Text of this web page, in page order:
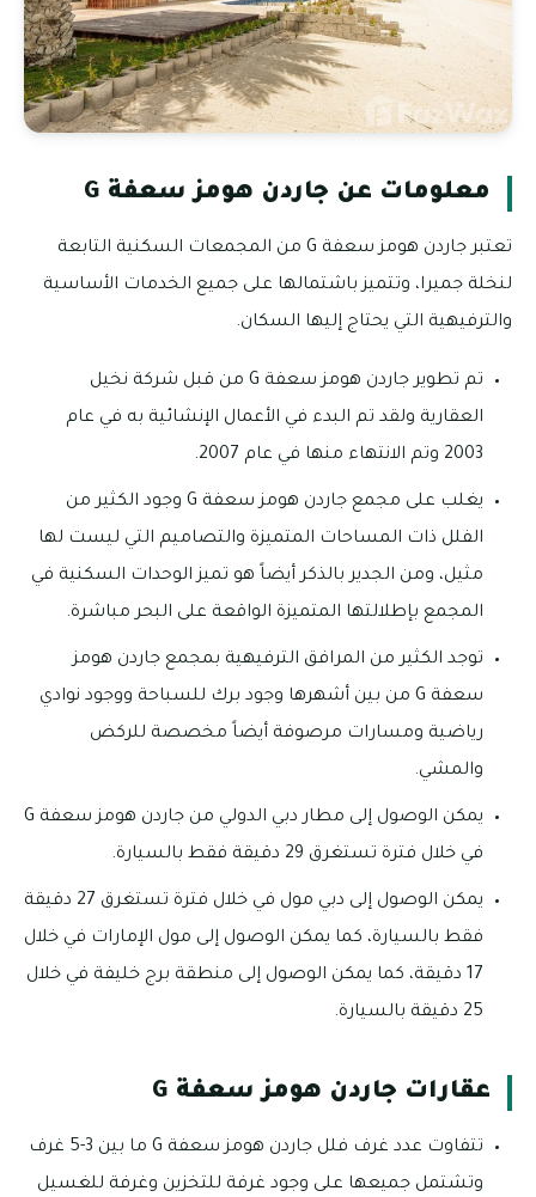
معلومات عن جاردن هومز سعفة G
تعتبر جاردن هومز سعفة G من المجمعات السكنية التابعة
لنخلة جميرا، وتتميز باشتمالها على جميع الخدمات الأساسية
والترفيهية التي يحتاج إليها السكان.
تم تطوير جاردن هومز سعفة G من قبل شركة نخيل
العقارية ولقد تم البدء في الأعمال الإنشائية به في عام
2003 وتم الانتهاء منها في عام 2007.
يغلب على مجمع جاردن هومز سعفة G وجود الكثير من
الفلل ذات المساحات المتميزة والتصاميم التي ليست لها
مثيل، ومن الجدير بالذكر أيضاً هو تميز الوحدات السكنية في
المجمع بإطلالتها المتميزة الواقعة على البحر مباشرة.
توجد الكثير من المرافق الترفيهية بمجمع جاردن هومز
سعفة G من بين أشهرها وجود برك للسباحة ووجود نوادي
رياضية ومسارات مرصوفة أيضاً مخصصة للركض
والمشي.
يمكن الوصول إلى مطار دبي الدولي من جاردن هومز سعفة G
في خلال فترة تستغرق 29 دقيقة فقط بالسيارة.
يمكن الوصول إلى دبي مول في خلال فترة تستغرق 27 دقيقة
فقط بالسيارة، كما يمكن الوصول إلى مول الإمارات في خلال
17 دقيقة، كما يمكن الوصول إلى منطقة برج خليفة في خلال
25 دقيقة بالسيارة.
عقارات جاردن هومز سعفة G
تتفاوت عدد غرف فلل جاردن هومز سعفة G ما بين 3-5 غرف
وتشتمل جميعها على وجود غرفة للتخزين وغرفة للغسيل